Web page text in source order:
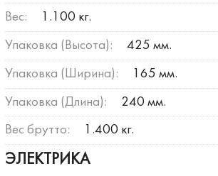
Вес: 1.100 кг.
Упаковка (Высота): 425 мм.
Упаковка (Ширина): 165 мм.
Упаковка (Длина): 240 мм.
Вес брутто: 1.400 кг.
ЭЛЕКТРИКА